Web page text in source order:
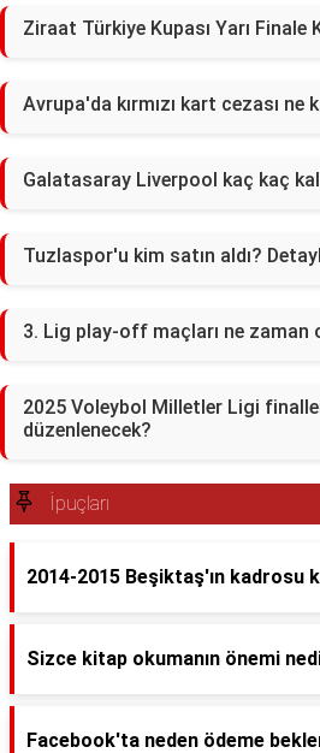
Ziraat Türkiye Kupası Yarı Finale
Avrupa'da kırmızı kart cezası ne
Galatasaray Liverpool kaç kaç
Tuzlaspor'u kim satın aldı?
3. Lig play-off maçları ne zaman
2025 Voleybol Milletler Ligi
düzenlenecek?
İpuçları
2014-2015 Beşiktaş'ın kadrosu
Sizce kitap okumanın önemi
Facebook'ta neden ödeme